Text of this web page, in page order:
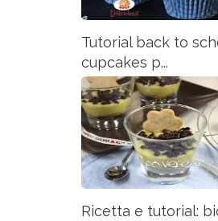
Tutorial back to
cupcakes p...
Ricetta e tutorial: